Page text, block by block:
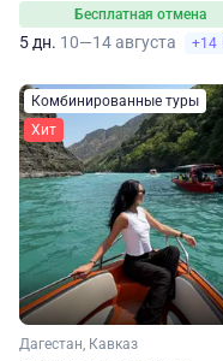
Бесплатная отмена
5 дн. 10—14 августа +14
Комбинированные туры
Хит
Дагестан, Кавказ